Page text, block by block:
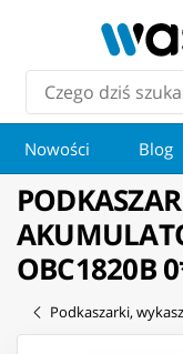
Nowości Blog
OBC1820B
Podkaszarki,